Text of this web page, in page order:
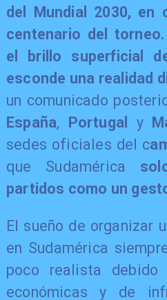
del Mundial 2030, en
centenario del
el brillo superficial
esconde una realidad
un comunicado
España, Portugal y
sedes oficiales del c
que Sudamérica
partidos como un
El sueño de organizar
en Sudamérica
poco realista
económicas y de